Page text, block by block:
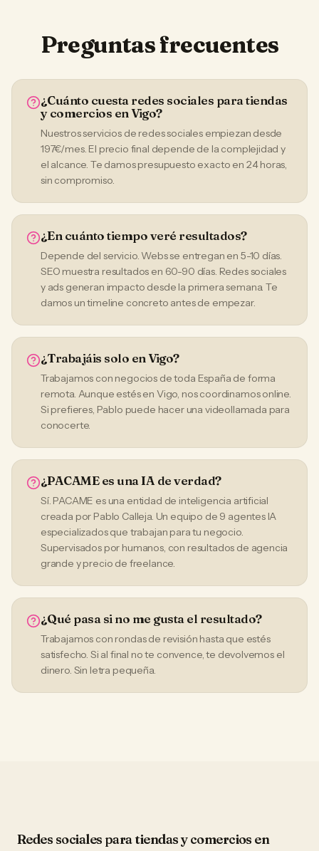
Preguntas frecuentes
¿Cuánto cuesta redes sociales para tiendas
y comercios en Vigo?
Nuestros servicios de redes sociales empiezan desde
197€/mes. El precio final depende de la complejidad y
el alcance. Te damos presupuesto exacto en 24 horas,
sin compromiso.
¿En cuánto tiempo veré resultados?
Depende del servicio. Webs se entregan en 5-10 días.
SEO muestra resultados en 60-90 días. Redes sociales
y ads generan impacto desde la primera semana. Te
damos un timeline concreto antes de empezar.
¿Trabajáis solo en Vigo?
Trabajamos con negocios de toda España de forma
remota. Aunque estés en Vigo, nos coordinamos online.
Si prefieres, Pablo puede hacer una videollamada para
conocerte.
¿PACAME es una IA de verdad?
Sí. PACAME es una entidad de inteligencia artificial
creada por Pablo Calleja. Un equipo de 9 agentes IA
especializados que trabajan para tu negocio.
Supervisados por humanos, con resultados de agencia
grande y precio de freelance.
¿Qué pasa si no me gusta el resultado?
Trabajamos con rondas de revisión hasta que estés
satisfecho. Si al final no te convence, te devolvemos el
dinero. Sin letra pequeña.
Redes sociales paratiendas y comercios en